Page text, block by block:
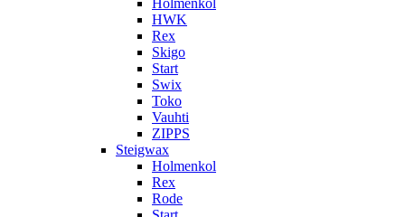
Holmenkol
HWK
Rex
Skigo
Start
Swix
Toko
Vauhti
ZIPPS
Steigwax
Holmenkol
Rex
Rode